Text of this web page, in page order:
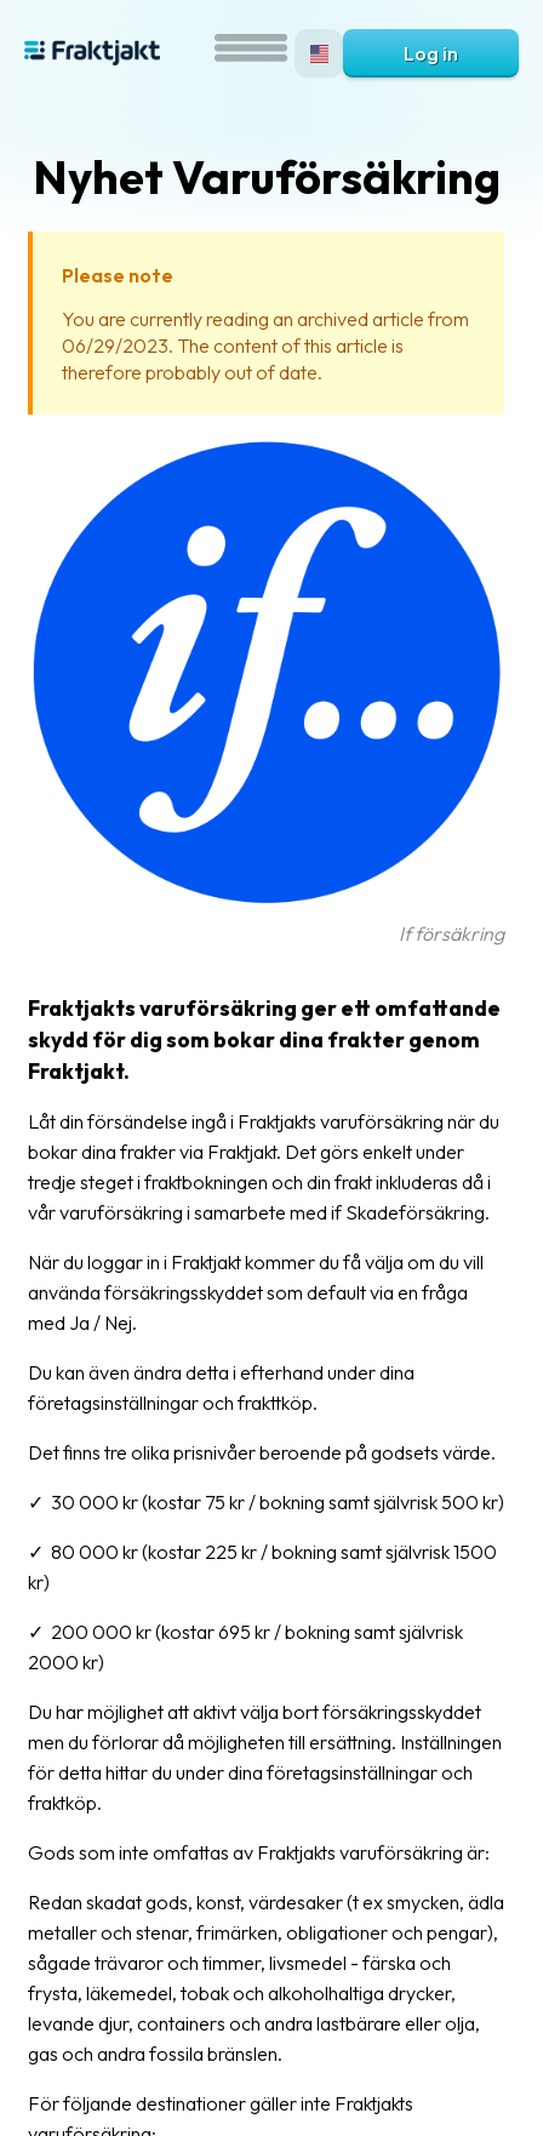
What
FAQ
Packing
Shipping
documents
Customs
declarations
Manuals
Downloads
Barcode
scanner
Support
About
the
company
About
Fraktjakt
Media
Coworkers
Job
News
Contact
us
and
conditions
Privacy
Prohibited
and
dangerous
content
Log in
Nyhet Varuförsäkring
Please note
You are currently reading an archived article from
06/29/2023. The content of this article is
therefore probably out of date.
If försäkring
Fraktjakts varuförsäkring ger ett omfattande
skydd för dig som bokar dina frakter genom
Fraktjakt.
Låt din försändelse ingå i Fraktjakts varuförsäkring när du
bokar dina frakter via Fraktjakt. Det görs enkelt under
tredje steget i fraktbokningen och din frakt inkluderas då i
vår varuförsäkring i samarbete med if Skadeförsäkring.
När du loggar in i Fraktjakt kommer du få välja om du vill
använda försäkringsskyddet som default via en fråga
med Ja / Nej.
Du kan även ändra detta i efterhand under dina
företagsinställningar och frakttköp.
Det finns tre olika prisnivåer beroende på godsets värde.
✓ 30 000 kr (kostar 75 kr / bokning samt självrisk 500 kr)
✓ 80 000 kr (kostar 225 kr / bokning samt självrisk 1500
kr)
✓ 200 000 kr (kostar 695 kr / bokning samt självrisk
2000 kr)
Du har möjlighet att aktivt välja bort försäkringsskyddet
men du förlorar då möjligheten till ersättning. Inställningen
för detta hittar du under dina företagsinställningar och
fraktköp.
Gods som inte omfattas av Fraktjakts varuförsäkring är:
Redan skadat gods, konst, värdesaker (t ex smycken, ädla
metaller och stenar, frimärken, obligationer och pengar),
sågade trävaror och timmer, livsmedel - färska och
frysta, läkemedel, tobak och alkoholhaltiga drycker,
levande djur, containers och andra lastbärare eller olja,
gas och andra fossila bränslen.
För följande destinationer gäller inte Fraktjakts